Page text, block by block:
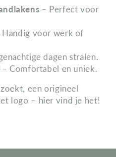
– Perfect voor
Handig voor werk of
dagen stralen.
– Comfortabel en uniek.
een origineel
logo – hier vind je het!